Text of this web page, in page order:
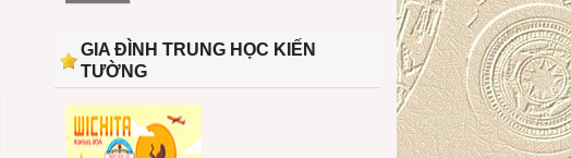
GIA ĐÌNH TRUNG HỌC KIẾN
TƯỜNG